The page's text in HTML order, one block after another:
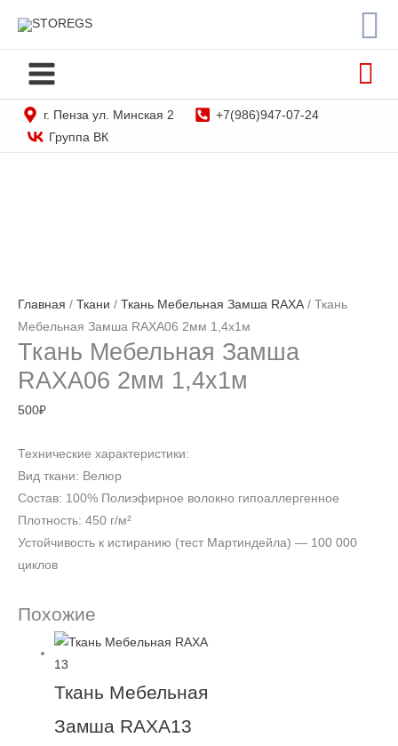
г. Пенза ул. Минская 2
+7(986)947-07-24
Группа ВК
Главная / Ткани / Ткань Мебельная Замша RAXA / Ткань
Мебельная Замша RAXA06 2мм 1,4х1м
Ткань Мебельная Замша
RAXA06 2мм 1,4х1м
500₽
Технические характеристики:
Вид ткани: Велюр
Состав: 100% Полиэфирное волокно гипоаллергенное
Плотность: 450 г/м²
Устойчивость к истиранию (тест Мартиндейла) — 100 000
циклов
Похожие
Ткань Мебельная
Замша RAXA13